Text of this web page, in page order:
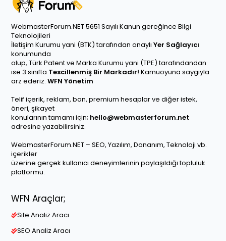
WebmasterForum.NET 5651 Sayılı Kanun gereğince Bilgi
Teknolojileri
İletişim Kurumu yani (BTK) tarafından onaylı Yer Sağlayıcı
konumunda
olup, Türk Patent ve Marka Kurumu yani (TPE) tarafındandan
ise 3 sınıfta Tescillenmiş Bir Markadır! Kamuoyuna saygıyla
arz ederiz. WFN Yönetim
Telif içerik, reklam, ban, premium hesaplar ve diğer istek,
öneri, şikayet
konularının tamamı için; hello@webmasterforum.net
adresine yazabilirsiniz.
WebmasterForum.NET – SEO, Yazılım, Donanım, Teknoloji vb.
içerikler
üzerine gerçek kullanıcı deneyimlerinin paylaşıldığı topluluk
platformu.
WFN Araçlar;
Site Analiz Aracı
SEO Analiz Aracı